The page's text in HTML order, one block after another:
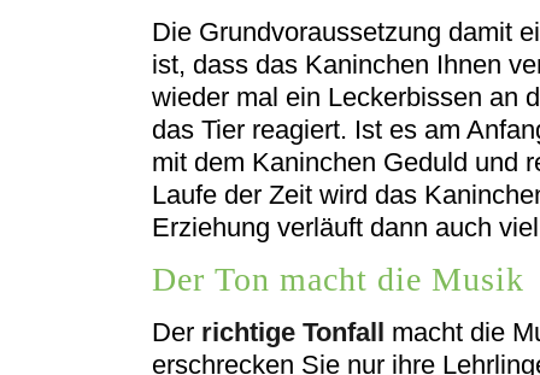
Die Grundvoraussetzung damit
ist, dass das Kaninchen Ihnen
wieder mal ein Leckerbissen an
das Tier reagiert. Ist es am
mit dem Kaninchen Geduld und
Laufe der Zeit wird das
Erziehung verläuft dann auch
Der Ton macht die Musik
Der richtige Tonfall macht die
erschrecken Sie nur ihre